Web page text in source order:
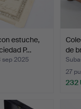
estuche,
P…
sep 2025
de
27
232